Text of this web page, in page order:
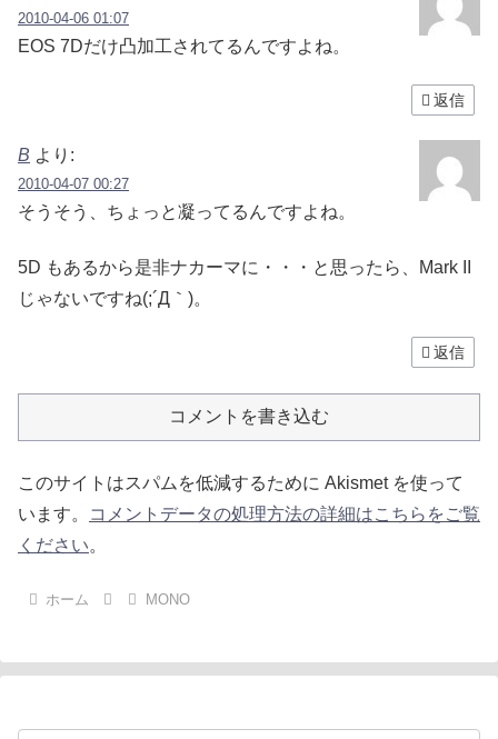
2010-04-06 01:07
EOS 7Dだけ凸加工されてるんですよね。
返信
B より:
2010-04-07 00:27
そうそう、ちょっと凝ってるんですよね。
5D もあるから是非ナカーマに・・・と思ったら、Mark II
じゃないですね(;´Д｀)。
返信
コメントを書き込む
このサイトはスパムを低減するために Akismet を使って
います。
コメントデータの処理方法の詳細はこちらをご覧
ください。
ホーム MONO